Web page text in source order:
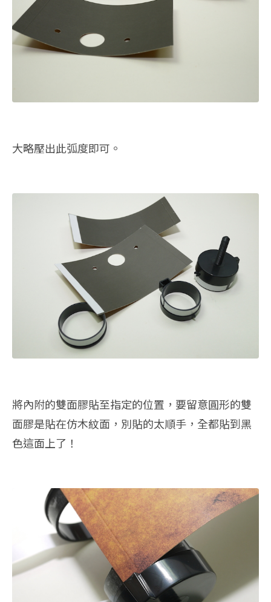
大略壓出此弧度即可。
將內附的雙面膠貼至指定的位置，要留意圓形的雙
面膠是貼在仿木紋面，別貼的太順手，全都貼到黑
色這面上了！